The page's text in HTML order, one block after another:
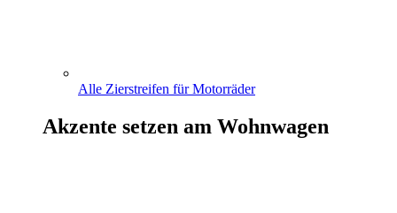
Alle Zierstreifen für Motorräder
Akzente setzen am Wohnwagen